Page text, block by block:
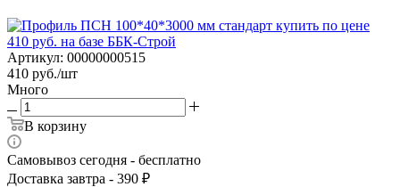
Артикул: 00000000515
410 руб./шт
Много
В корзину
Самовывоз сегодня - бесплатно
Доставка завтра - 390 ₽